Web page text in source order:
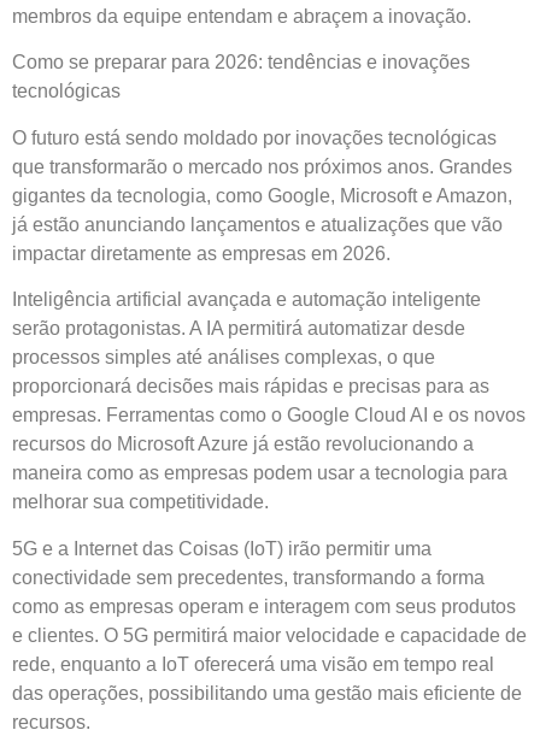
membros da equipe entendam e abraçem a inovação.
Como se preparar para 2026: tendências e inovações
tecnológicas
O futuro está sendo moldado por inovações tecnológicas
que transformarão o mercado nos próximos anos. Grandes
gigantes da tecnologia, como Google, Microsoft e Amazon,
já estão anunciando lançamentos e atualizações que vão
impactar diretamente as empresas em 2026.
Inteligência artificial avançada e automação inteligente
serão protagonistas. A IA permitirá automatizar desde
processos simples até análises complexas, o que
proporcionará decisões mais rápidas e precisas para as
empresas. Ferramentas como o Google Cloud AI e os novos
recursos do Microsoft Azure já estão revolucionando a
maneira como as empresas podem usar a tecnologia para
melhorar sua competitividade.
5G e a Internet das Coisas (IoT) irão permitir uma
conectividade sem precedentes, transformando a forma
como as empresas operam e interagem com seus produtos
e clientes. O 5G permitirá maior velocidade e capacidade de
rede, enquanto a IoT oferecerá uma visão em tempo real
das operações, possibilitando uma gestão mais eficiente de
recursos.